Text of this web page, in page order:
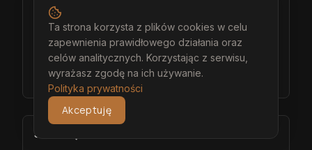
garderoba na wymiar Jawor
wiatrołap na wymiar Jawor
meble łazienkowe na wymiar Jawor
meble pokojowe na wymiar Jawor
Środa Śląska
Ta strona korzysta z plików cookies w celu
zapewnienia prawidłowego działania oraz
celów analitycznych. Korzystając z serwisu,
wyrażasz zgodę na ich używanie.
Polityka prywatności
Akceptuję